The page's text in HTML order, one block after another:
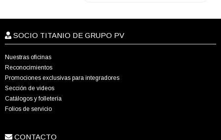
SOCIO TITANIO DE GRUPO PV
Nuestras oficinas
Reconocimientos
Promociones exclusivas para integradores
Sección de videos
Catálogos y folletería
Folios de servicio
CONTACTO